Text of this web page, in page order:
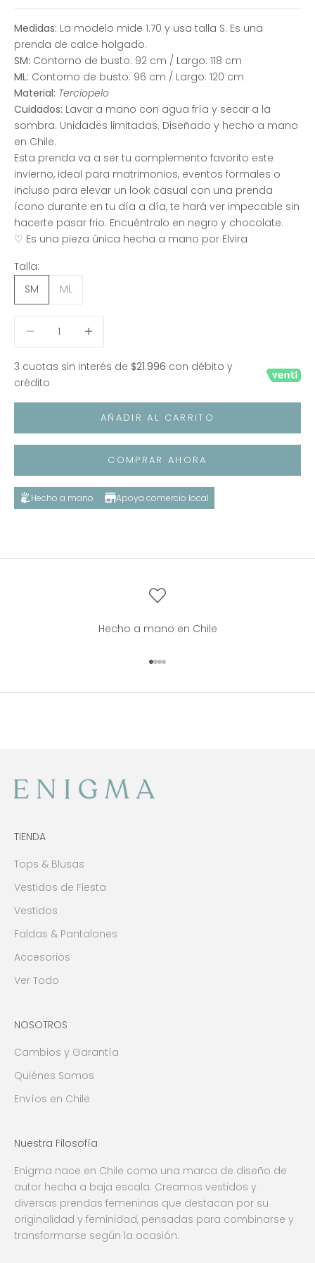
Medidas: La modelo mide 1.70 y usa talla S. Es una
prenda de calce holgado.
SM: Contorno de busto: 92 cm / Largo: 118 cm
ML: Contorno de busto: 96 cm / Largo: 120 cm
Material: Terciopelo
Cuidados: Lavar a mano con agua fría y secar a la
sombra. Unidades limitadas. Diseñado y hecho a mano
en Chile.
Esta prenda va a ser tu complemento favorito este
invierno, ideal para matrimonios, eventos formales o
incluso para elevar un look casual con una prenda
ícono durante en tu día a día, te hará ver impecable sin
hacerte pasar frio. Encuéntralo en negro y chocolate.
♡ Es una pieza única hecha a mano por Elvira
Talla:
SM
ML
3 cuotas sin interés de $21.996 con débito y
crédito
AÑADIR AL CARRITO
COMPRAR AHORA
Hecho a mano Apoya comercio local
Hecho a mano en Chile
Ir al artículo 1
Ir al artículo 2
Ir al artículo 3
Ir al artículo 4
TIENDA
Tops & Blusas
Vestidos de Fiesta
Vestidos
Faldas & Pantalones
Accesorios
Ver Todo
NOSOTROS
Cambios y Garantía
Quiénes Somos
Envíos en Chile
Nuestra Filosofía
Enigma nace en Chile como una marca de diseño de
autor hecha a baja escala. Creamos vestidos y
diversas prendas femeninas que destacan por su
originalidad y feminidad, pensadas para combinarse y
transformarse según la ocasión.